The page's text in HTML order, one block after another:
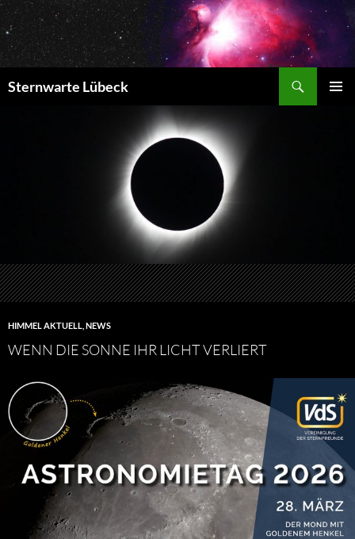
Zum
Inhalt
springen
Sternwarte Lübeck
HIMMEL AKTUELL NEWS
WENN DIE SONNE IHR LICHT VERLIERT